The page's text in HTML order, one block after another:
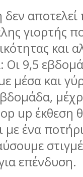
δεν
γιορτής
και
9,5
μέσα και
up έκθεση
με ένα
επένδυση.